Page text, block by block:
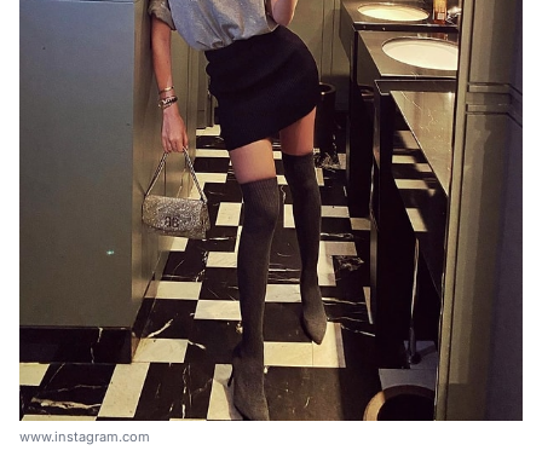
www.instagram.com